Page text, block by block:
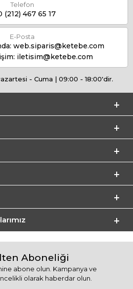
Telefon
(212) 467 65 17
E-Posta
web.siparis@ketebe.com
iletisim@ketebe.com
- Cuma | 09:00 - 18:00'dir.
Aboneliği
abone olun. Kampanya ve
olarak haberdar olun.